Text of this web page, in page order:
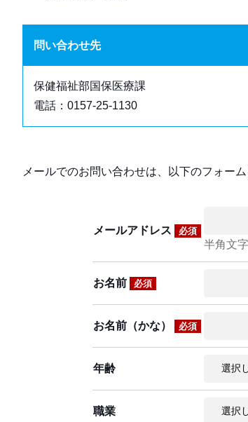
問い合わせ先
保健福祉部国保医療課
電話：0157-25-1130
メールでのお問い合わせは、以下のフォーム
メールアドレス 必須
半角文
お名前 必須
お名前（かな） 必須
年齢
職業